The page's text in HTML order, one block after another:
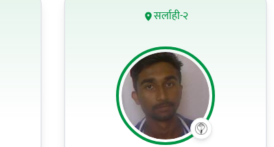
सर्लाही-२